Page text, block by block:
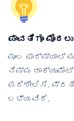
ಪಾವತಿಗೂ
ಮೂಲ ಫಾರ್ಮ್ಯಾಟ್
ನಿಮ್ಮ
ಪರಿಶೀಲಿಸಿ.
ಲಭ್ಯವಿದೆ.